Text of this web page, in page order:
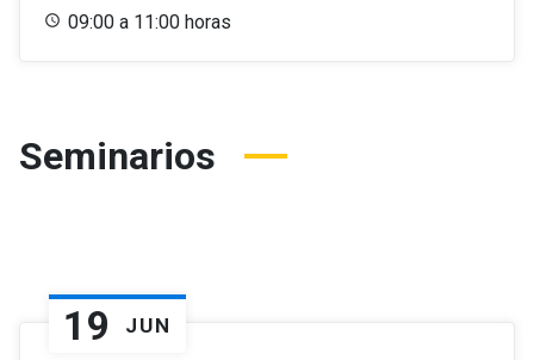
09:00 a 11:00 horas
Seminarios
19 JUN